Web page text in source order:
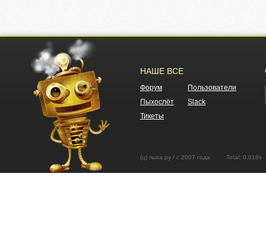
НАШЕ ВСЕ
Форум
Пользователи
Пыхослёт
Slack
Тикеты
(ц) пыха.ру / с 2007 года Total: